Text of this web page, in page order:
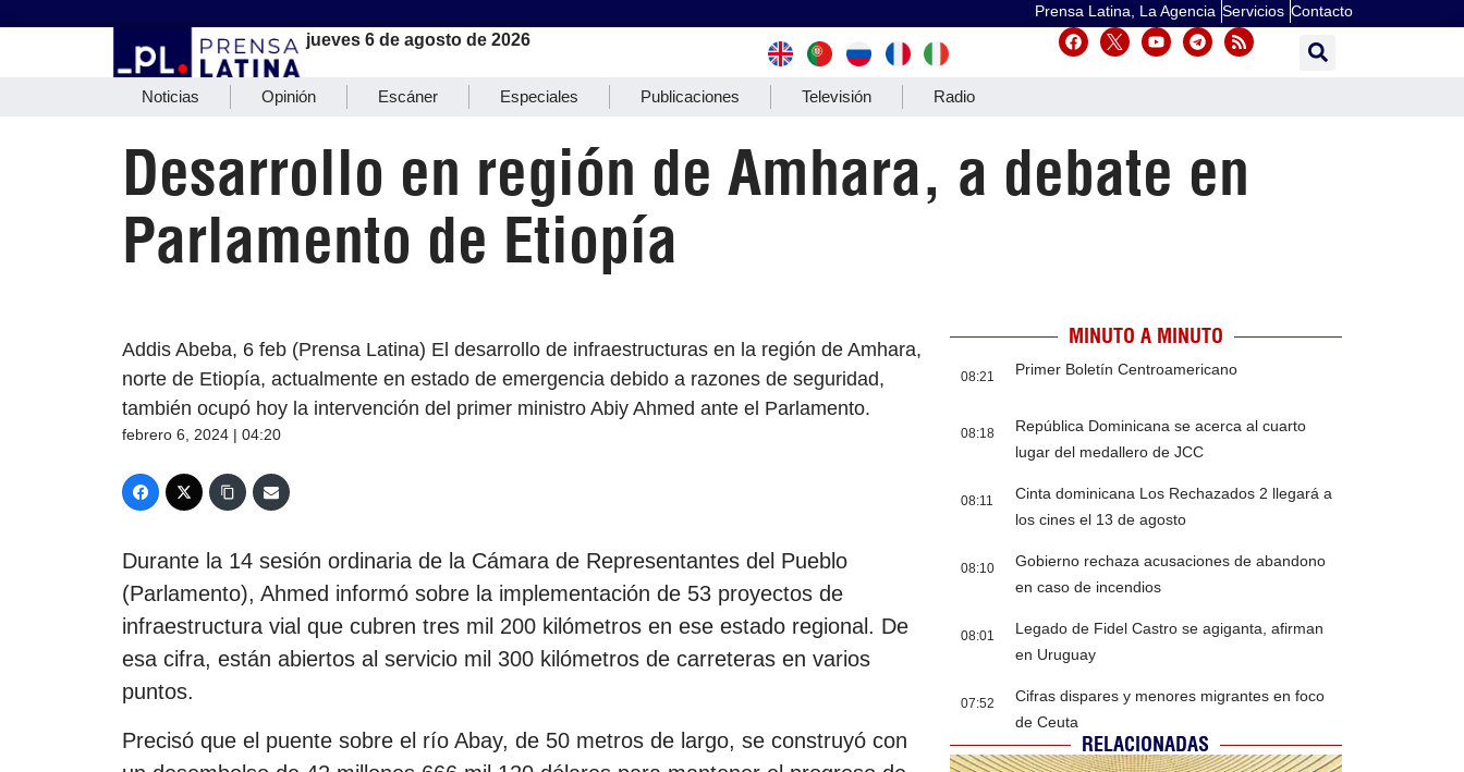
Prensa Latina, La Agencia Servicios Contacto
jueves 6 de agosto de 2026
Noticias Opinión Escáner Especiales Publicaciones Televisión Radio
Desarrollo en región de Amhara, a debate en
Parlamento de Etiopía
Addis Abeba, 6 feb (Prensa Latina) El desarrollo de infraestructuras en la región de Amhara,
norte de Etiopía, actualmente en estado de emergencia debido a razones de seguridad,
también ocupó hoy la intervención del primer ministro Abiy Ahmed ante el Parlamento.
febrero 6, 2024 | 04:20
Durante la 14 sesión ordinaria de la Cámara de Representantes del Pueblo
(Parlamento), Ahmed informó sobre la implementación de 53 proyectos de
infraestructura vial que cubren tres mil 200 kilómetros en ese estado regional. De
esa cifra, están abiertos al servicio mil 300 kilómetros de carreteras en varios
puntos.
Precisó que el puente sobre el río Abay, de 50 metros de largo, se construyó con
MINUTO A MINUTO
08:21 Primer Boletín Centroamericano
08:18
República Dominicana se acerca al cuarto
lugar del medallero de JCC
08:11
Cinta dominicana Los Rechazados 2 llegará a
los cines el 13 de agosto
08:10
Gobierno rechaza acusaciones de abandono
en caso de incendios
08:01
Legado de Fidel Castro se agiganta, afirman
en Uruguay
07:52
Cifras dispares y menores migrantes en foco
de Ceuta
RELACIONADAS